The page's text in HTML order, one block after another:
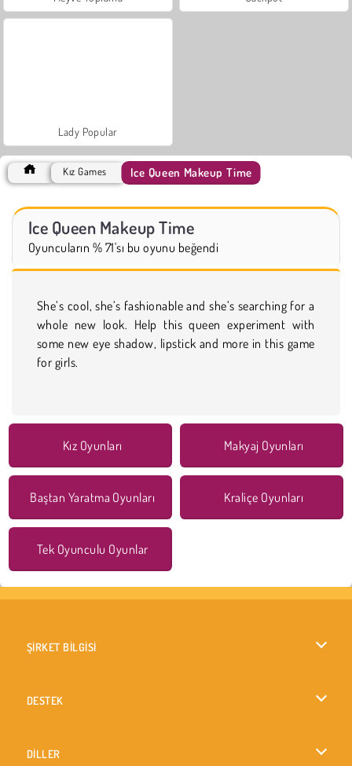
Lady Popular
Kız Games Ice Queen Makeup Time
Ice Queen Makeup Time
Oyuncuların % 71'sı bu oyunu beğendi
She’s cool, she’s fashionable and she’s searching for a
whole new look. Help this queen experiment with
some new eye shadow, lipstick and more in this game
for girls.
Kız Oyunları Makyaj Oyunları
Baştan Yaratma Oyunları Kraliçe Oyunları
Tek Oyunculu Oyunlar
ŞİRKET BİLGİSİ
DESTEK
DİLLER